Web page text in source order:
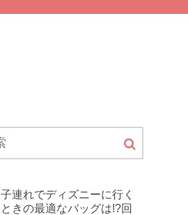
子連れでディズニーに行く
ときの最適なバッグは!?回